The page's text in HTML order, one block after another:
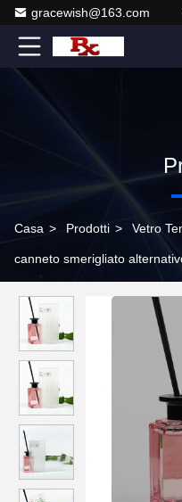
gracewish@163.com
Casa > Prodotti > Vetro
canneto smerigliato